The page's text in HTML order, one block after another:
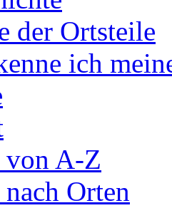
der Ortsteile
ich
von A-Z
Orten